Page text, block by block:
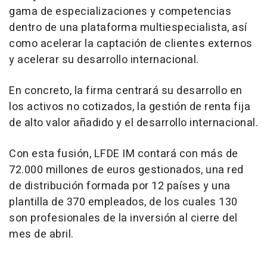
gama de especializaciones y competencias
dentro de una plataforma multiespecialista, así
como acelerar la captación de clientes externos
y acelerar su desarrollo internacional.
En concreto, la firma centrará su desarrollo en
los activos no cotizados, la gestión de renta fija
de alto valor añadido y el desarrollo internacional.
Con esta fusión, LFDE IM contará con más de
72.000 millones de euros gestionados, una red
de distribución formada por 12 países y una
plantilla de 370 empleados, de los cuales 130
son profesionales de la inversión al cierre del
mes de abril.